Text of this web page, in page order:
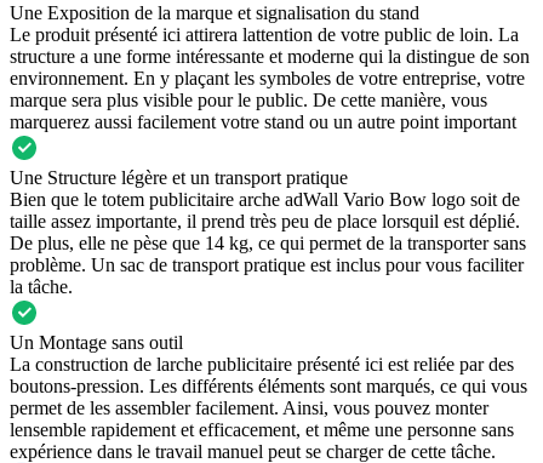
Une Exposition de la marque et signalisation du stand
Le produit présenté ici attirera lattention de votre public de loin. La
structure a une forme intéressante et moderne qui la distingue de son
environnement. En y plaçant les symboles de votre entreprise, votre
marque sera plus visible pour le public. De cette manière, vous
marquerez aussi facilement votre stand ou un autre point important
Une Structure légère et un transport pratique
Bien que le totem publicitaire arche adWall Vario Bow logo soit de
taille assez importante, il prend très peu de place lorsquil est déplié.
De plus, elle ne pèse que 14 kg, ce qui permet de la transporter sans
problème. Un sac de transport pratique est inclus pour vous faciliter
la tâche.
Un Montage sans outil
La construction de larche publicitaire présenté ici est reliée par des
boutons-pression. Les différents éléments sont marqués, ce qui vous
permet de les assembler facilement. Ainsi, vous pouvez monter
lensemble rapidement et efficacement, et même une personne sans
expérience dans le travail manuel peut se charger de cette tâche.